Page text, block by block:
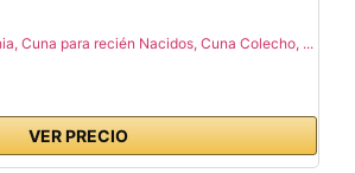
Cuna para recién Nacidos, Cuna Colecho, ...
VER PRECIO